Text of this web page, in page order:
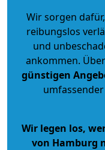
Wir sorgen
reibungslos
und
ankommen.
günstigen
Wir legen los,
von Hamburg